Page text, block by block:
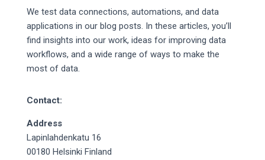
We test data connections, automations, and data
applications in our blog posts. In these articles, you’ll
find insights into our work, ideas for improving data
workflows, and a wide range of ways to make the
most of data.
Contact:
Address
Lapinlahdenkatu 16
00180 Helsinki Finland